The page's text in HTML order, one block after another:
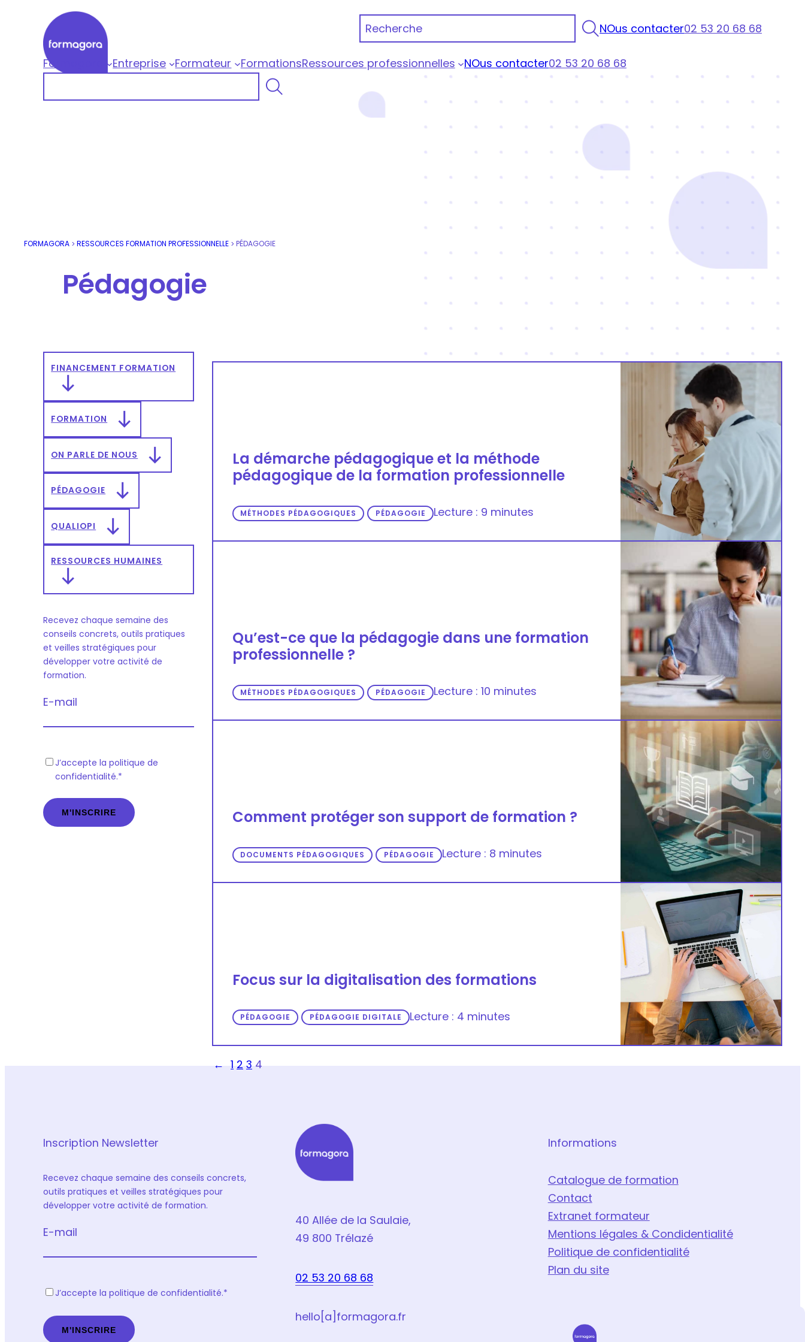
contenu
Recherche NOus contacter02 53 20 68 68
Formagora
Formagora Entreprise Formateur FormationsRessources professionnelles NOus contacter02 53 20 68 68
FORMAGORA > RESSOURCES FORMATION PROFESSIONNELLE > PÉDAGOGIE
Pédagogie
FINANCEMENT FORMATION
FORMATION
ON PARLE DE NOUS
PÉDAGOGIE
QUALIOPI
RESSOURCES HUMAINES
Recevez chaque semaine des
conseils concrets, outils pratiques
et veilles stratégiques pour
développer votre activité de
formation.
E-mail
R
D
J’accepte la politique de
confidentialité.*
La démarche pédagogique et la méthode
pédagogique de la formation professionnelle
MÉTHODES PÉDAGOGIQUES PÉDAGOGIE Lecture : 9 minutes
Qu’est-ce que la pédagogie dans une formation
professionnelle ?
MÉTHODES PÉDAGOGIQUES PÉDAGOGIE Lecture : 10 minutes
Comment protéger son support de formation ?
DOCUMENTS PÉDAGOGIQUES PÉDAGOGIE Lecture : 8 minutes
Focus sur la digitalisation des formations
PÉDAGOGIE PÉDAGOGIE DIGITALE Lecture : 4 minutes
← 1 2 3 4
Inscription Newsletter
Recevez chaque semaine des conseils concrets,
outils pratiques et veilles stratégiques pour
développer votre activité de formation.
E-mail
R
P
J’accepte la politique de confidentialité.*
40 Allée de la Saulaie,
49 800 Trélazé
02 53 20 68 68
hello[a]formagora.fr
Informations
Catalogue de formation
Contact
Extranet formateur
Mentions légales & Condidentialité
Politique de confidentialité
Plan du site